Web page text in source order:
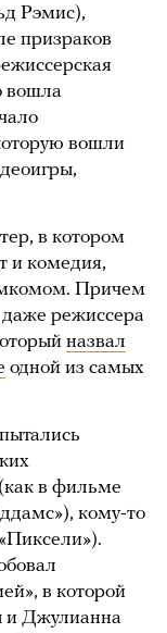
Рэмис),
призраков
вошла
вошли
в котором
и комедия,
Причем
режиссера
назвал
одной из самых
в фильме
кому-то
в которой
и Джулианна